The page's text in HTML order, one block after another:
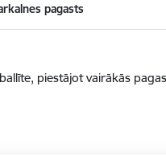
pagasts
piestājot vairākās